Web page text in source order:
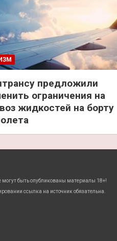
предложили
ограничения на
жидкостей на борту
могут быть опубликованы материалы 18+!
ссылка на источник обязательна.